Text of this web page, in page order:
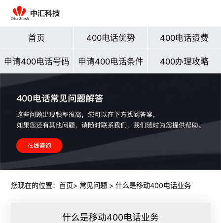
首页 400电话优势 400电话资费
申请400电话号码 申请400电话条件 400办理攻略
您现在的位置： 首页> 常见问题> 什么是移动400电话业务
什么是移动400电话业务